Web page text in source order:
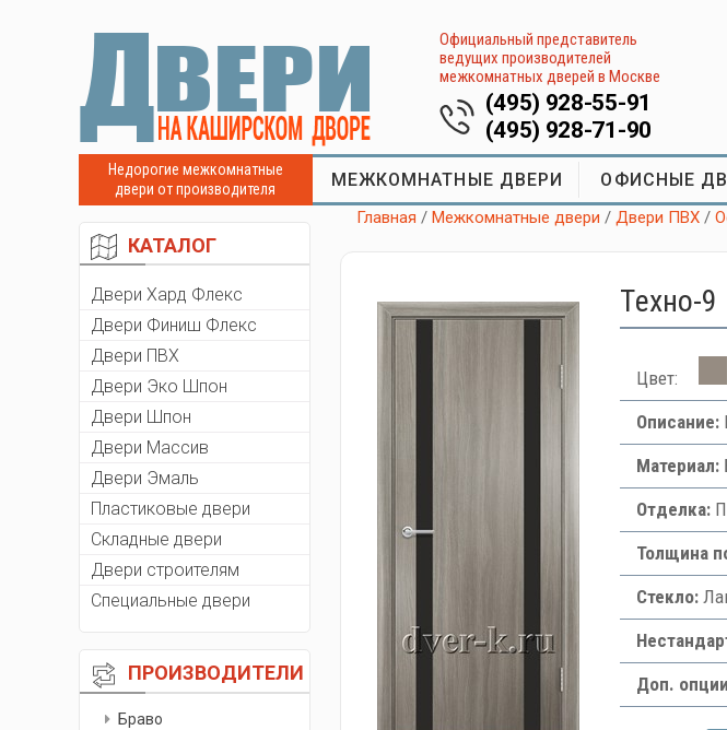
Официальный представитель
ведущих производителей
межкомнатных дверей в Москве
(495) 928-55-91
(495) 928-71-90
Недорогие межкомнатные
двери от производителя
МЕЖКОМНАТНЫЕ ДВЕРИ ОФИСНЫЕ
КАТАЛОГ
Двери Хард Флекс
Двери Финиш Флекс
Двери ПВХ
Двери Эко Шпон
Двери Шпон
Двери Массив
Двери Эмаль
Пластиковые двери
Складные двери
Двери строителям
Специальные двери
ПРОИЗВОДИТЕЛИ
Браво
Главная /Межкомнатные двери /Двери ПВХ /
Tехно-9
Цвет:
Описание:
Материал:
Отделка:
Толщина
Стекло:
Доп.